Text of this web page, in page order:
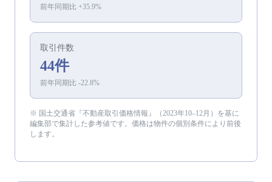
前年同期比 +35.9%
取引件数
44件
前年同期比 -22.8%
※ 国土交通省『不動産取引価格情報』（2023年10–12月 ）を基に
編集部で集計した参考値です。価格は物件の個別条件により前後
します。